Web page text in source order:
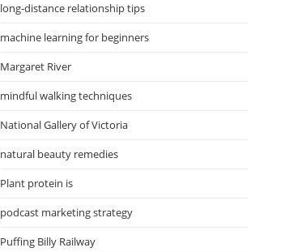
long-distance relationship tips
machine learning for beginners
Margaret River
mindful walking techniques
National Gallery of Victoria
natural beauty remedies
Plant protein is
podcast marketing strategy
Puffing Billy Railway